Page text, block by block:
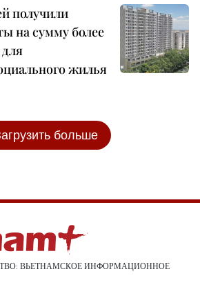
получили
на сумму более
жилья
больше
ВЬЕТНАМСКОЕ ИНФОРМАЦИОННОЕ